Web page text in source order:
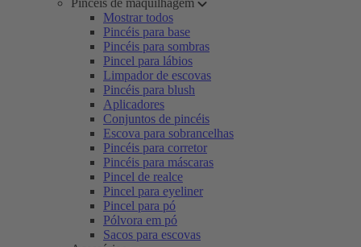
Pincéis de maquilhagem
Mostrar todos
Pincéis para base
Pincéis para sombras
Pincel para lábios
Limpador de escovas
Pincéis para blush
Aplicadores
Conjuntos de pincéis
Escova para sobrancelhas
Pincéis para corretor
Pincéis para máscaras
Pincel de realce
Pincel para eyeliner
Pincel para pó
Pólvora em pó
Sacos para escovas